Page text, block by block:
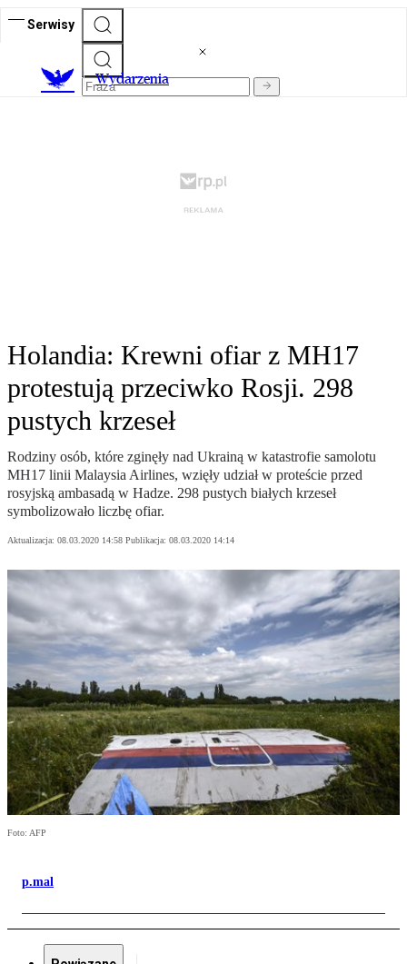
Serwisy
Wydarzenia
Holandia: Krewni ofiar z MH17
protestują przeciwko Rosji. 298
pustych krzeseł
Rodziny osób, które zginęły nad Ukrainą w katastrofie samolotu
MH17 linii Malaysia Airlines, wzięły udział w proteście przed
rosyjską ambasadą w Hadze. 298 pustych białych krzeseł
symbolizowało liczbę ofiar.
Aktualizacja: 08.03.2020 14:58 Publikacja: 08.03.2020 14:14
Foto: AFP
p.mal